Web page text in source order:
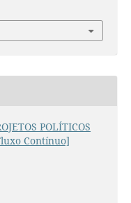
POLÍTICOS
Contínuo]